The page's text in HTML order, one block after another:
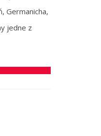
Germanicha,
jedne z